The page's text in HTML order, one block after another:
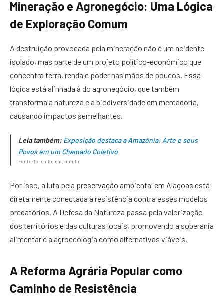
Mineração e Agronegócio: Uma Lógica
de Exploração Comum
A destruição provocada pela mineração não é um acidente
isolado, mas parte de um projeto político-econômico que
concentra terra, renda e poder nas mãos de poucos. Essa
lógica está alinhada à do agronegócio, que também
transforma a natureza e a biodiversidade em mercadoria,
causando impactos semelhantes.
Leia também: Exposição destaca a Amazônia: Arte e seus
Povos em um Chamado Coletivo
Fonte: belembelem.com.br
Por isso, a luta pela preservação ambiental em Alagoas está
diretamente conectada à resistência contra esses modelos
predatórios. A Defesa da Natureza passa pela valorização
dos territórios e das culturas locais, promovendo a soberania
alimentar e a agroecologia como alternativas viáveis.
A Reforma Agrária Popular como
Caminho de Resistência